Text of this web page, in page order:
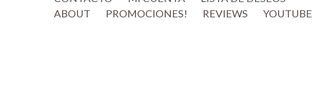
ABOUT
PROMOCIONES! REVIEWS YOUTUBE